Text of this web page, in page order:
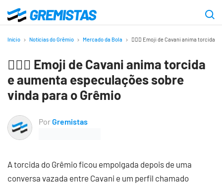
para
principal
Gremistas
Início Notícias do Grêmio Mercado da Bola 🤷🏻‍♂️ Emoji de Cavani anima torcida
🤷🏻‍♂️ Emoji de Cavani anima torcida
e aumenta especulações sobre
vinda para o Grêmio
PorGremistas
A torcida do Grêmio ficou empolgada depois de uma
conversa vazada entre Cavani e um perfil chamado